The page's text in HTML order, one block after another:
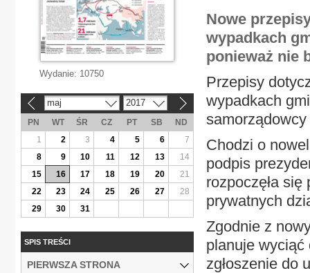
Nowe
wypadkach
ponieważ nie
Przepisy
wypadkach
Chodzi o
podpis
rozpoczęła
prywatnych
Zgodnie z
planuje wyciąć
zgłoszenie do
Wydanie: 10750
maj 2017
PN WT ŚR CZ PT SB
ND
1
2 3 4 5 6
7
8
9 10 11 12 13
14
15
16 17 18 19 20
21
22
23 24 25 26 27
28
29
30 31
SPIS TREŚCI
PIERWSZA STRONA